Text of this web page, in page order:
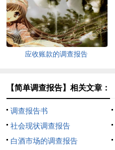
应收账款的调查报告
【简单调查报告】相关文章：
调查报告书
社会现状调查报告
白酒市场的调查报告